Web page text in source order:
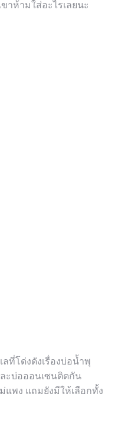
าห้ามใส่อะไรเลยนะ
ลที่โด่งดังเรื่องบ่อน้ำพุ
ะบ่อออนเซนติดกัน
แพง แถมยังมีให้เลือกทั้ง